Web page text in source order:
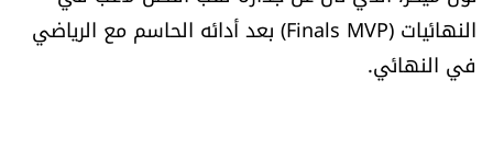
اقرأ تضحك
النهائيات (Finals MVP) بعد أدائه الحاسم مع الرياضي
في النهائي.